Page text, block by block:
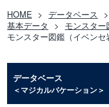
HOME データベース
基本データ
モンスター
モンスター図鑑（イベンセ
データベース
＜マジカルバケーション＞